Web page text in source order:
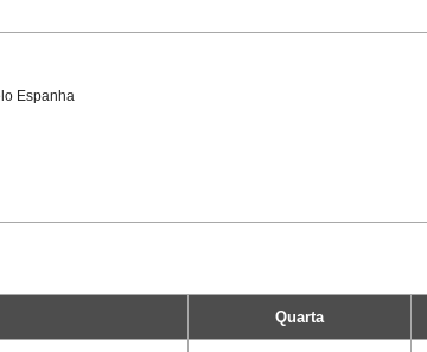
Espanha
Quarta